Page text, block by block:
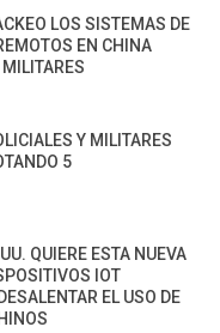
LOS SISTEMAS DE
EN CHINA
Y MILITARES
5
QUIERE ESTA NUEVA
IOT
EL USO DE